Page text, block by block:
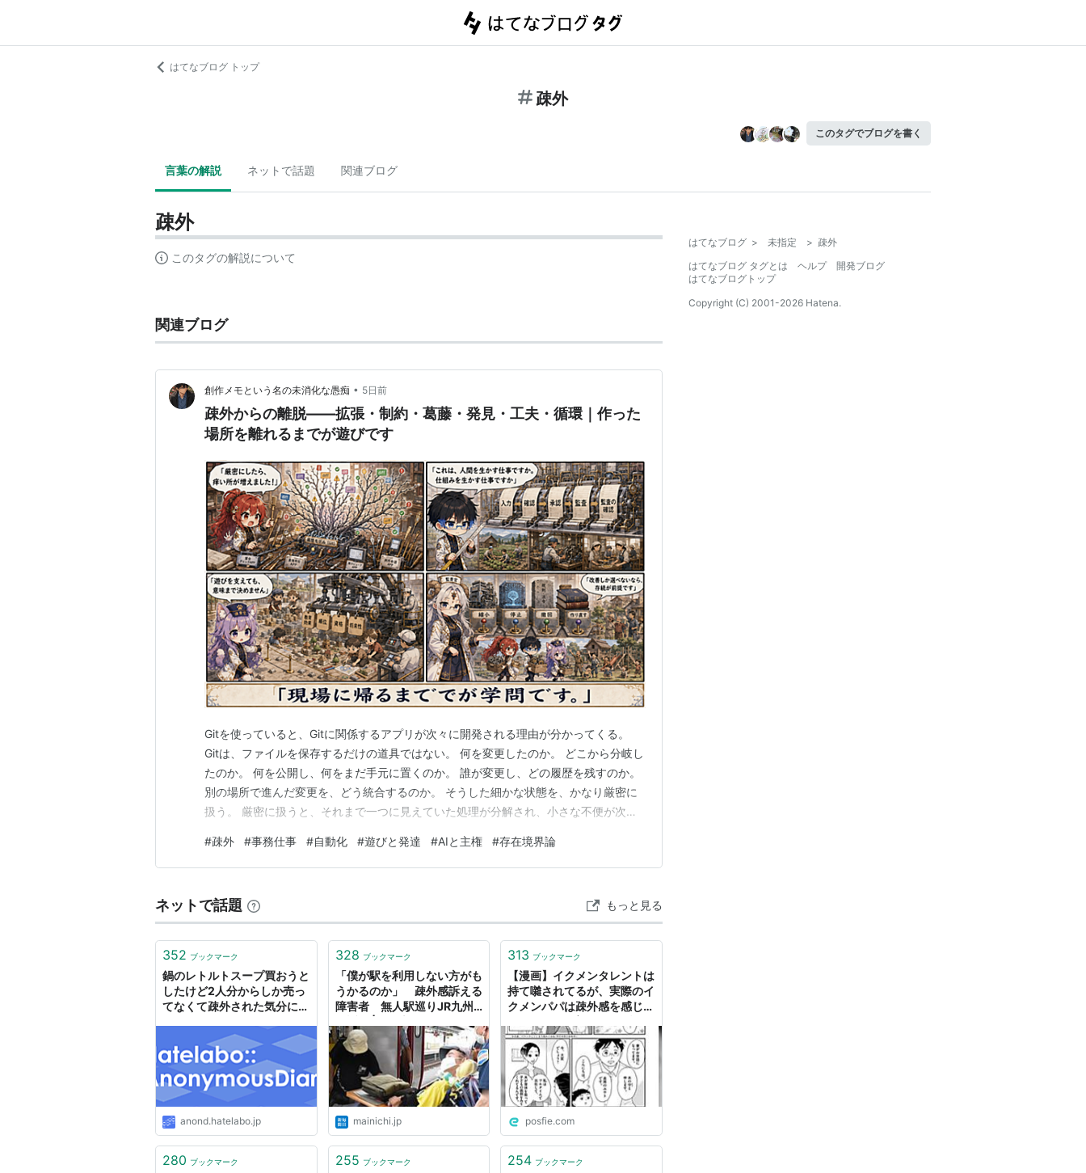
はてなブログ トップ
疎外
このタグでブログを書く
言葉の解説 ネットで話題 関連ブログ
疎外
このタグの解説について
関連ブログ
創作メモという名の未消化な愚痴 • 5日前
疎外からの離脱――拡張・制約・葛藤・発見・工夫・循環｜作った
場所を離れるまでが遊びです
Gitを使っていると、Gitに関係するアプリが次々に開発される理由が分かってくる。
Gitは、ファイルを保存するだけの道具ではない。 何を変更したのか。 どこから分岐し
たのか。 何を公開し、何をまだ手元に置くのか。 誰が変更し、どの履歴を残すのか。
別の場所で進んだ変更を、どう統合するのか。 そうした細かな状態を、かなり厳密に
扱う。 厳密に扱うと、それまで一つに見えていた処理が分解され、小さな不便が次々
差分を見やすくする。 ブランチを切り替えやすくする。 コミット履歴を整える。 競合
を解消する。 不要なファイル…
#疎外 #事務仕事 #自動化 #遊びと発達 #AIと主権 #存在境界論
ネットで話題 もっと見る
352 ブックマーク
鍋のレトルトスープ買おうと
したけど2人分からしか売っ
てなくて疎外された気分にな
anond.hatelabo.jp
328 ブックマーク
「僕が駅を利用しない方がも
うかるのか」 疎外感訴える
障害者 無人駅巡りJR九州
mainichi.jp
313 ブックマーク
【漫画】イクメンタレントは
持て囃されてるが、実際のイ
クメンパパは疎外感を感じ
posfie.com
280 ブックマーク 255 ブックマーク 254 ブックマーク
はてなブログ > 未指定 > 疎外
はてなブログ タグとは
ヘルプ
開発ブログ
はてなブログトップ
Copyright (C) 2001-2026 Hatena.